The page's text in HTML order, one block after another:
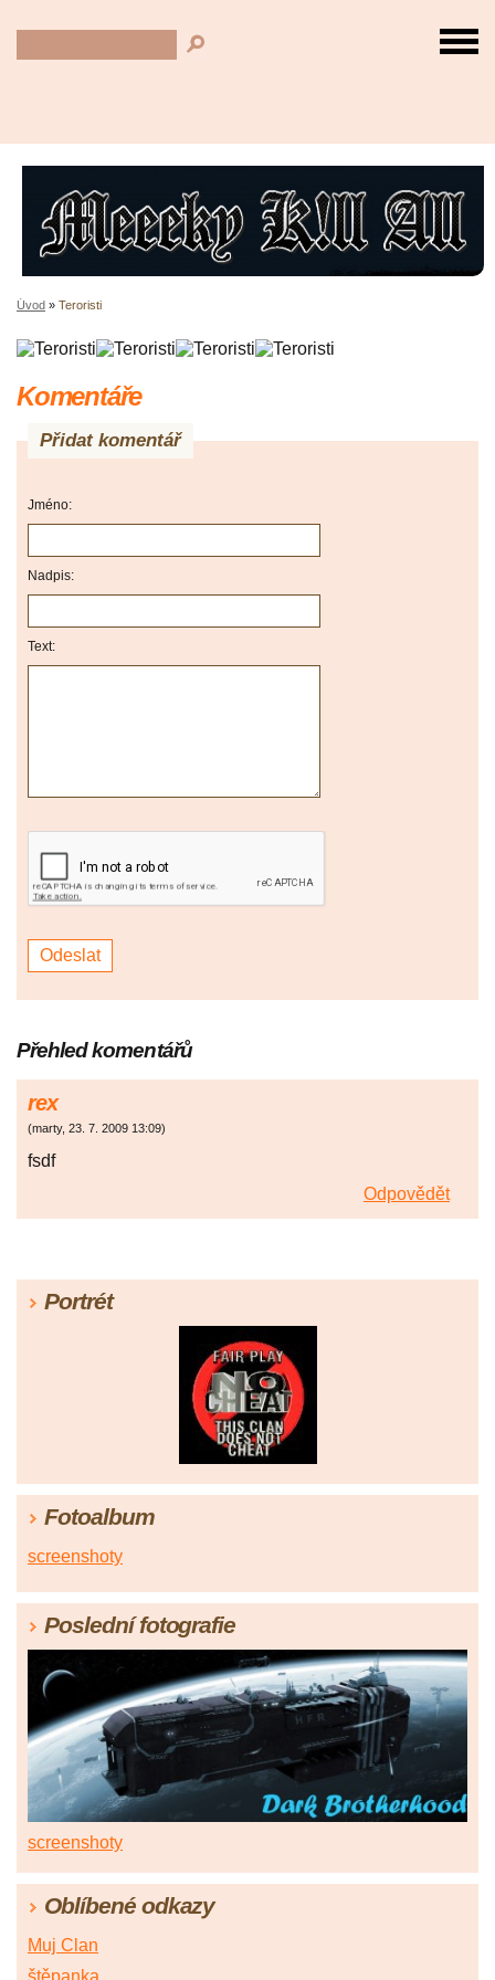
Úvod » Teroristi
Komentáře
Přidat komentář
Jméno:
Nadpis:
Text:
Přehled komentářů
rex
(marty, 23. 7. 2009 13:09)
fsdf
Odpovědět
Portrét
Fotoalbum
screenshoty
Poslední fotografie
screenshoty
Oblíbené odkazy
Muj Clan